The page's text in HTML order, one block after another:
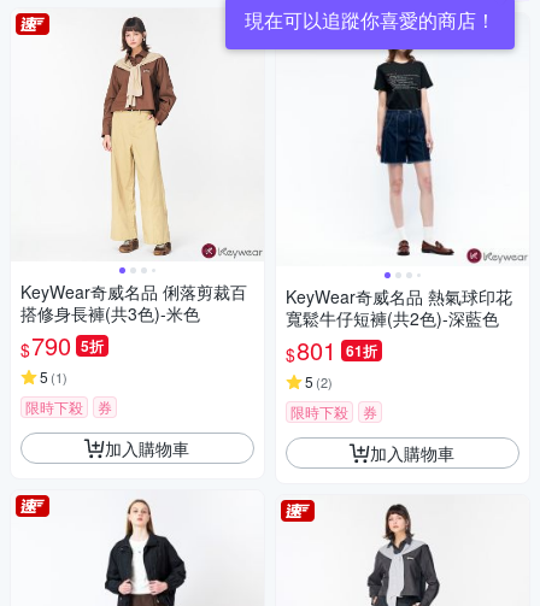
KeyWear奇威名品 俐落剪裁百
搭修身長褲(共3色)-米色
$790 5折
5 (1)
限時下殺 券
加入購物車
現在可以追蹤你喜愛的商店！
KeyWear奇威名品 熱氣球印花
寬鬆牛仔短褲(共2色)-深藍色
$801 61折
5 (2)
限時下殺 券
加入購物車